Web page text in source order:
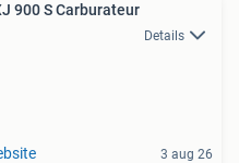
900 S Carburateur
Details
3 aug 26